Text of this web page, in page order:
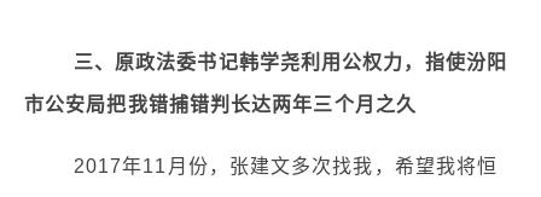
三、原政法委书记韩学尧利用公权力，指使汾阳
市公安局把我错捕错判长达两年三个月之久
2017年11月份，张建文多次找我，希望我将恒